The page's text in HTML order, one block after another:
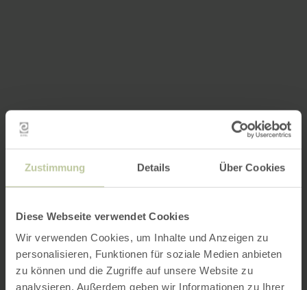
Zustimmung Details Über Cookies
Diese Webseite verwendet Cookies
Wir verwenden Cookies, um Inhalte und Anzeigen zu
personalisieren, Funktionen für soziale Medien anbieten
zu können und die Zugriffe auf unsere Website zu
analysieren. Außerdem geben wir Informationen zu Ihrer